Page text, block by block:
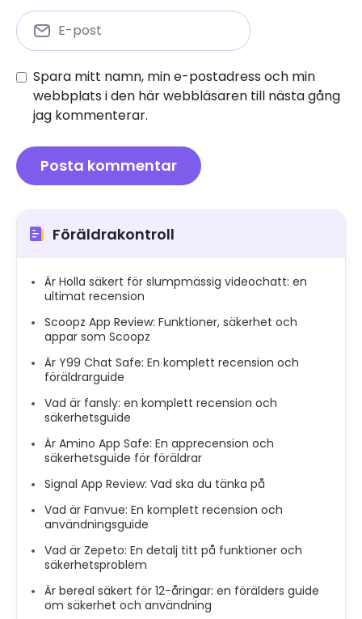
Spara mitt namn, min e-postadress och min
webbplats i den här webbläsaren till nästa gång
jag kommenterar.
Föräldrakontroll
Är Holla säkert för slumpmässig videochatt: en
ultimat recension
Scoopz App Review: Funktioner, säkerhet och
appar som Scoopz
Är Y99 Chat Safe: En komplett recension och
föräldrarguide
Vad är fansly: en komplett recension och
säkerhetsguide
Är Amino App Safe: En apprecension och
säkerhetsguide för föräldrar
Signal App Review: Vad ska du tänka på
Vad är Fanvue: En komplett recension och
användningsguide
Vad är Zepeto: En detalj titt på funktioner och
säkerhetsproblem
Är bereal säkert för 12-åringar: en förälders guide
om säkerhet och användning